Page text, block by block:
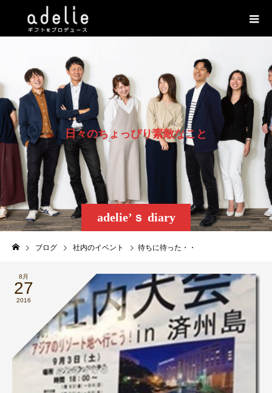
adelie’ｓ diary
日々のちょ っぴり素敵なこ と
ブログ 社内のイベント 待ちに待った・・
8月
27
2016